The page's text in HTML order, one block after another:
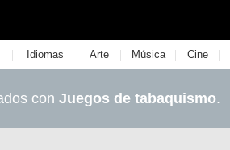
| Idiomas | Arte | Música | Cine |
con Juegos de tabaquismo.